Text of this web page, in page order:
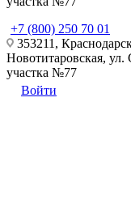
+7 (800) 250 70 01
353211,
Новотитаровская, ул.
участка №77
Войти